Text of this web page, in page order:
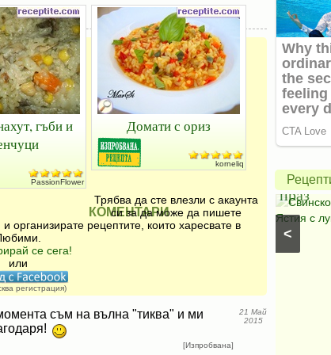
гъби и
PassionFlower
Домати с ориз
korneliq
КОМЕНТАРИ
Трябва да сте влезли с акаунта
си за да може да пишете
организирате рецептите, които харесвате в
се сега!
или
регистрация)
съм на вълна "тиква" и ми
[Изпробвана]
21 Май
2015
<
Зелена
салата
с
авокадо
моцарела
Салати с моркови⋅Моцарела⋅Салати с
Салати без месо⋅Салати с чушки
Салати с авокадо
⋅
Салати с марули (зелени
салати)
с
праз
Ястия с